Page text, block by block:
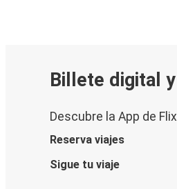
Billete digital
Descubre la App de Flix
Reserva viajes
Sigue tu viaje